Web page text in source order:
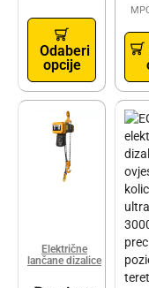
Odaberi
opcije
Električne
lančane dizalice